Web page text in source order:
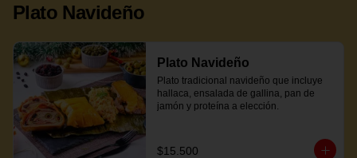
Plato Navideño
Plato Navideño
Plato tradicional navideño que incluye
hallaca, ensalada de gallina, pan de
jamón y proteína a elección.
$15.500